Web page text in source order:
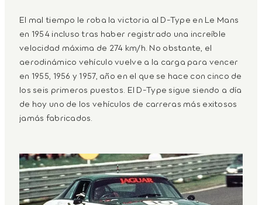
El mal tiempo le roba la victoria al D-Type en Le Mans
en 1954 incluso tras haber registrado una increíble
velocidad máxima de 274 km/h. No obstante, el
aerodinámico vehículo vuelve a la carga para vencer
en 1955, 1956 y 1957, año en el que se hace con cinco de
los seis primeros puestos. El D-Type sigue siendo a día
de hoy uno de los vehículos de carreras más exitosos
jamás fabricados.